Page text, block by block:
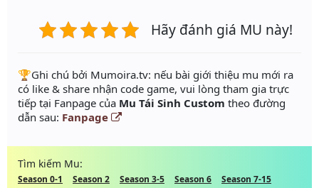
Hãy đánh giá MU này!
️🏆Ghi chú bởi Mumoira.tv: nếu bài giới thiệu mu mới ra
có like & share nhận code game, vui lòng tham gia trực
tiếp tại Fanpage của Mu Tái Sinh Custom theo đường
dẫn sau: Fanpage
Tìm kiếm Mu:
Season 0-1 Season 2 Season 3-5 Season 6
Season 7-15